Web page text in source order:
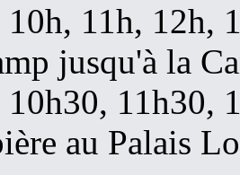
10h, 11h, 12h,
jusqu'à la
10h30, 11h30,
au Palais